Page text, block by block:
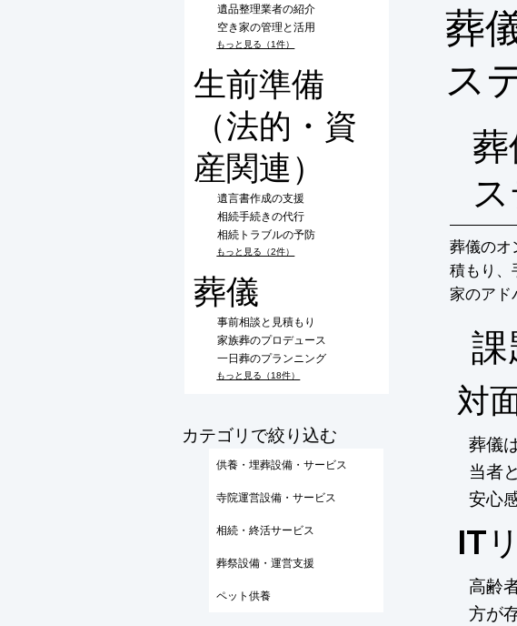
遺品整理業者の紹介
空き家の管理と活用
もっと見る（1件）
生前準備
（法的・資
産関連）
遺言書作成の支援
相続手続きの代行
相続トラブルの予防
もっと見る（2件）
葬儀
事前相談と見積もり
家族葬のプロデュース
一日葬のプランニング
もっと見る（18件）
​カテゴリで絞り込む
供養・埋葬設備・サービス
寺院運営設備・サービス
相続・終活サービス
葬祭設備・運営支援
ペット供養
葬
ス
葬儀のオ
積もり、
家のアド
課
対
葬儀
当者
安心
IT
高齢
方が